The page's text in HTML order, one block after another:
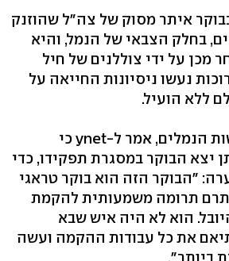
השעה 9 בבוקר איתר מסוק של צה"ל שהוזנק
בחלק הצבאי של הנמל, והיא
מכן על ידי צוללנים של חיל
נעשו ניסיונות החייאה על
ללא הועיל.
עמוס רון, מנכ"ל רשות הנמלים, אמר ל-ynet כי
יצא הבוקר במסגרת תפקידו, כדי
"הבוקר הזה הוא בוקר טראגי
תרם תרומה משמעותית להקמת
הוא לא היה איש שבא
את כל עבודות ההקמה ועשה
ביותר".